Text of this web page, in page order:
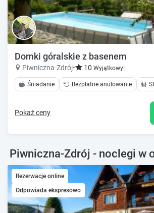
Domki góralskie z basenem
Piwniczna-Zdrój• 10 Wyjątkowy!
Śniadanie Bezpłatne anulowanie
Pokaż ceny
Piwniczna-Zdrój - noclegi w
Rezerwacje online
Odpowiada ekspresowo